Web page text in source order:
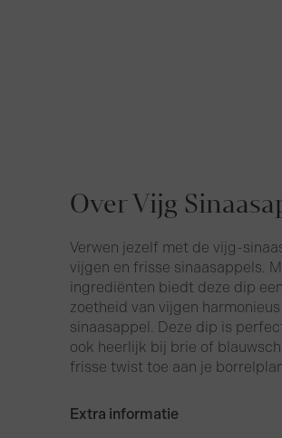
Over Vijg
Verwen jezelf met de vijg-
vijgen en frisse sinaasappels.
ingrediënten biedt deze dip
zoetheid van vijgen
sinaasappel. Deze dip is
ook heerlijk bij brie of
frisse twist toe aan je
Extra informatie